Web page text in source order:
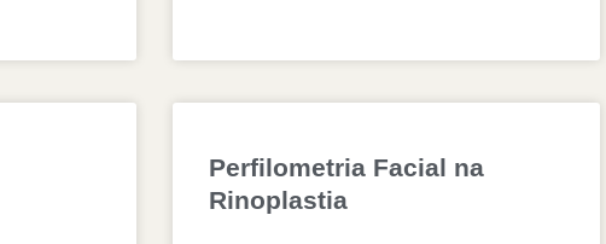
Perfilometria Facial na
Rinoplastia